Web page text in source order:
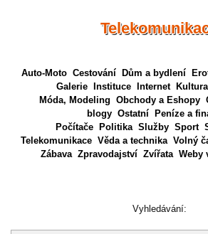
Auto-Moto Cestování Dům a bydlení
Galerie
Instituce Internet Kultura
Móda, Modeling Obchody a Eshopy
blogy Ostatní
Peníze a
Počítače
Politika Služby Sport
Telekomunikace Věda a technika Volný
Zábava Zpravodajství Zvířata Weby
Vyhledávání: